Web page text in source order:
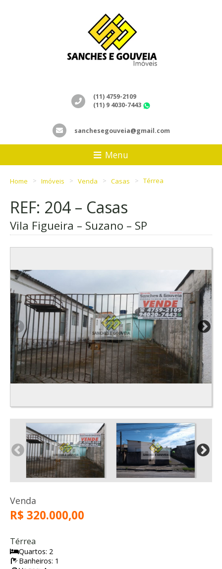
(11) 4759-2109
(11) 9 4030-7443
sanchesegouveia@gmail.com
Menu
Home Imóveis Venda Casas Térrea
REF: 204 – Casas
Vila Figueira – Suzano – SP
Venda
R$ 320.000,00
Térrea
Quartos: 2
Banheiros: 1